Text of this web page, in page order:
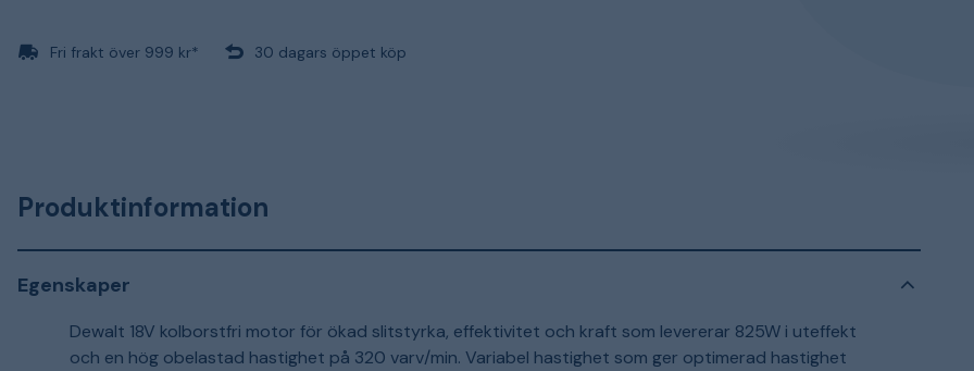
Fri frakt över 999 kr* 30 dagars öppet köp
Produktinformation
Egenskaper
Dewalt 18V kolborstfri motor för ökad slitstyrka, effektivitet och kraft som levererar 825W i uteffekt
och en hög obelastad hastighet på 320 varv/min. Variabel hastighet som ger optimerad hastighet